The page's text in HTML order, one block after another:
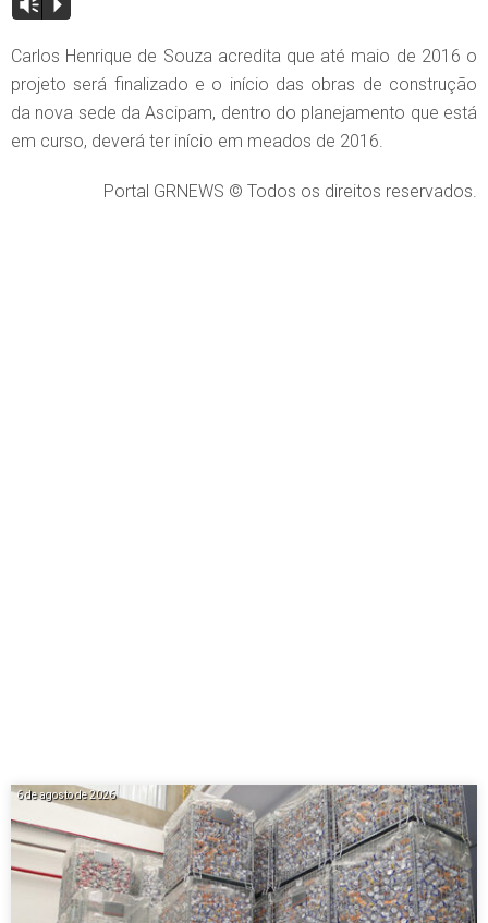
Vm P
Carlos Henrique de Souza acredita que até maio de 2016 o
projeto será finalizado e o início das obras de construção
da nova sede da Ascipam, dentro do planejamento que está
em curso, deverá ter início em meados de 2016.
Portal GRNEWS © Todos os direitos reservados.
6 de agosto de 2026